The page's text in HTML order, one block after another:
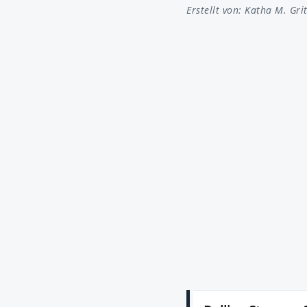
Erstellt von: Katha M.